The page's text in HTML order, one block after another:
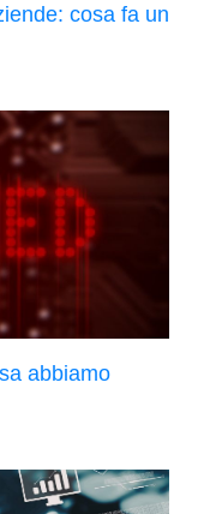
cosa fa un
abbiamo